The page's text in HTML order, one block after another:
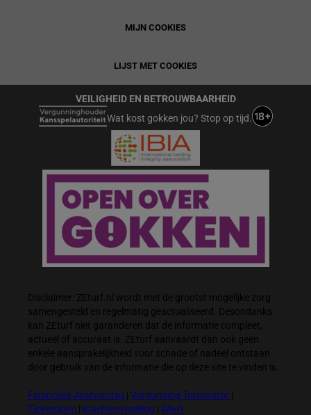
MIJN COOKIES
LIJST MET COOKIES
VEILIGHEID EN BETROUWBAARHEID
Wat kost gokken jou? Stop op tijd.
Disclaimer: ZEturf.nl wordt met de grootst mogelijke zorg
samengesteld en regelmatig geactualiseerd. Desondanks
kan ZEturf niet garanderen dat de informatie compleet,
actueel of accuraat is. ZEturf aanvaardt dan ook geen
enkele aansprakelijkheid voor schade of nadeel ontstaan
door gebruik van de informatie die op deze site te vinden is.
Financieel Jaarverslag Vergunning Totalisator
Ticketclaim
Klachtenregeling Wwft